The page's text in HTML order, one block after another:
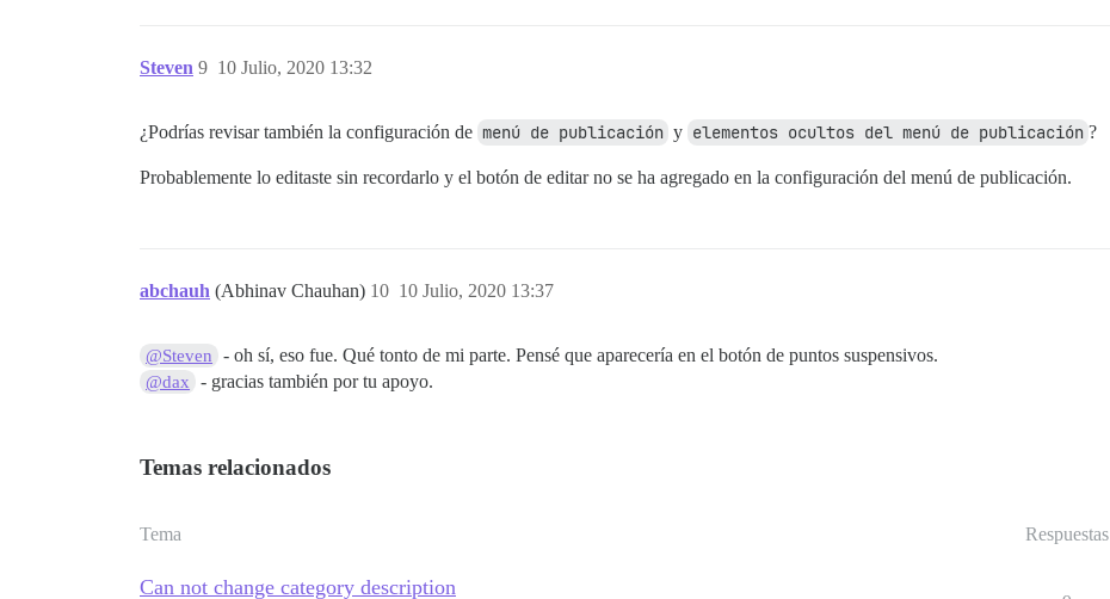
Steven 10 Julio, 2020 13:32
9
¿Podrías revisar también la configuración de menú de publicación y elementos ocultos del menú de publicación ?
Probablemente lo editaste sin recordarlo y el botón de editar no se ha agregado en la configuración del menú de publicación.
abchauh (Abhinav Chauhan) 10 Julio, 2020 13:37
10
@Steven - oh sí, eso fue. Qué tonto de mi parte. Pensé que aparecería en el botón de puntos suspensivos.
@dax - gracias también por tu apoyo.
Temas relacionados
Tema Respuestas
Can not change category description